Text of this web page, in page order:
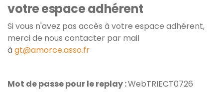
votre espace adhérent
Si vous n'avez pas accès à votre espace adhérent,
merci de nous contacter par mail
à gt@amorce.asso.fr
Mot de passe pour le replay :WebTRIECT0726